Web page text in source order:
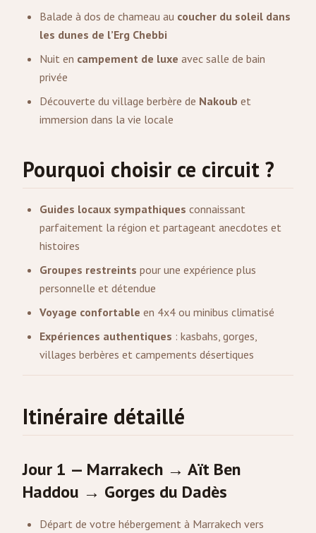
Balade à dos de chameau au coucher du soleil dans
les dunes de l’Erg Chebbi
Nuit en campement de luxe avec salle de bain
privée
Découverte du village berbère de Nakoub et
immersion dans la vie locale
Pourquoi choisir ce circuit ?
Guides locaux sympathiques connaissant
parfaitement la région et partageant anecdotes et
histoires
Groupes restreints pour une expérience plus
personnelle et détendue
Voyage confortable en 4x4 ou minibus climatisé
Expériences authentiques : kasbahs, gorges,
villages berbères et campements désertiques
Itinéraire détaillé
Jour 1 — Marrakech → Aït Ben
Haddou → Gorges du Dadès
Départ de votre hébergement à Marrakech vers